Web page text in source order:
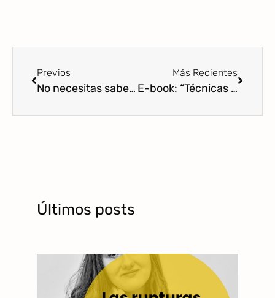
Previos
No necesitas saberlo todo para ser una buena profesional en asesoramiento o acompañamiento a personas
Más Recientes
E-book: “Técnicas y recursos de acompañamiento humanizado para profesionales del ámbito materno infantil. Desarrollo de proyectos y crecimiento profesional”.
Últimos posts